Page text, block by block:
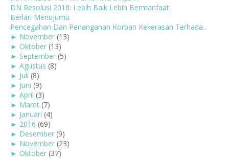
DN Resolusi 2018: Lebih Baik Lebih Bermanfaat
Berlari Menujumu
Pencegahan Dan Penanganan Korban Kekerasan Terhada...
► November (13)
► Oktober (13)
► September (5)
► Agustus (8)
► Juli (8)
► Juni (9)
► April (3)
► Maret (7)
► Januari (4)
► 2016 (69)
► Desember (9)
► November (23)
► Oktober (37)